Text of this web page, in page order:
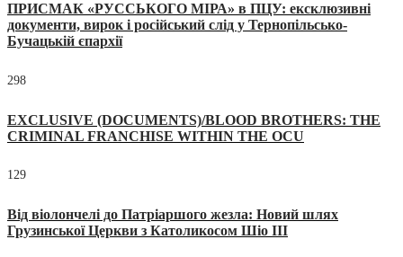
ПРИСМАК «РУССЬКОГО МІРА» в ПЦУ: ексклюзивні
документи, вирок і російський слід у Тернопільсько-
Бучацькій єпархії
298
EXCLUSIVE (DOCUMENTS)/BLOOD BROTHERS: THE
CRIMINAL FRANCHISE WITHIN THE OCU
129
Від віолончелі до Патріаршого жезла: Новий шлях
Грузинської Церкви з Католикосом Шіо III